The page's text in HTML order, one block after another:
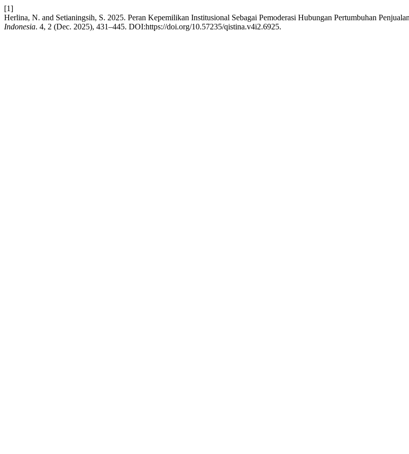
[1]
Herlina, N. and Setianingsih, S. 2025. Peran Kepemilikan Institusional Sebagai Pemoderasi Hubungan Pertumbuhan
Indonesia. 4, 2 (Dec. 2025), 431–445. DOI:https://doi.org/10.57235/qistina.v4i2.6925.